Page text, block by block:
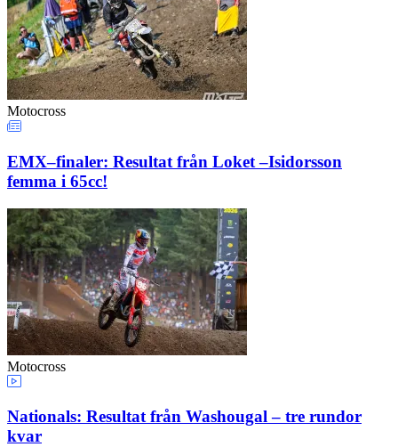
Motocross
EMX–finaler: Resultat från Loket –Isidorsson
femma i 65cc!
Motocross
Nationals: Resultat från Washougal – tre rundor
kvar